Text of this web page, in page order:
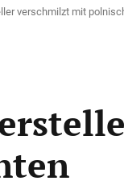
verschmilzt mit